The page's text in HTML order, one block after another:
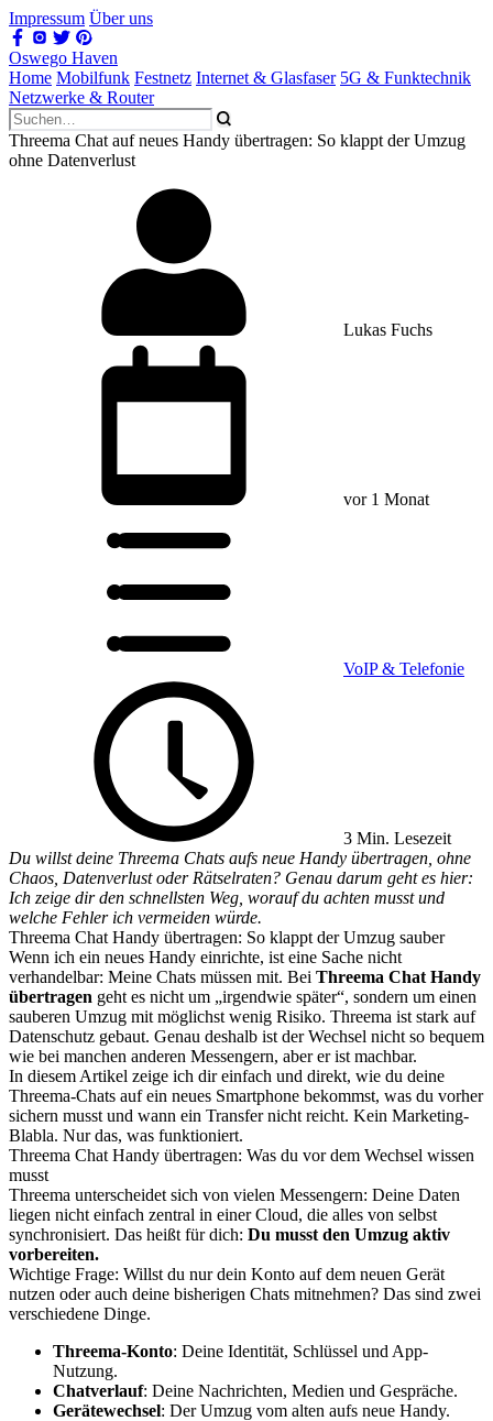
Impressum Über uns
Oswego Haven
Home Mobilfunk Festnetz Internet & Glasfaser 5G & Funktechnik
Netzwerke & Router
Threema Chat auf neues Handy übertragen: So klappt der Umzug
ohne Datenverlust
Lukas Fuchs
vor 1 Monat
VoIP & Telefonie
3 Min. Lesezeit
Du willst deine Threema Chats aufs neue Handy übertragen, ohne
Chaos, Datenverlust oder Rätselraten? Genau darum geht es hier:
Ich zeige dir den schnellsten Weg, worauf du achten musst und
welche Fehler ich vermeiden würde.
Threema Chat Handy übertragen: So klappt der Umzug sauber
Wenn ich ein neues Handy einrichte, ist eine Sache nicht
verhandelbar: Meine Chats müssen mit. Bei Threema Chat Handy
übertragen geht es nicht um „irgendwie später“, sondern um einen
sauberen Umzug mit möglichst wenig Risiko. Threema ist stark auf
Datenschutz gebaut. Genau deshalb ist der Wechsel nicht so bequem
wie bei manchen anderen Messengern, aber er ist machbar.
In diesem Artikel zeige ich dir einfach und direkt, wie du deine
Threema-Chats auf ein neues Smartphone bekommst, was du vorher
sichern musst und wann ein Transfer nicht reicht. Kein Marketing-
Blabla. Nur das, was funktioniert.
Threema Chat Handy übertragen: Was du vor dem Wechsel wissen
musst
Threema unterscheidet sich von vielen Messengern: Deine Daten
liegen nicht einfach zentral in einer Cloud, die alles von selbst
synchronisiert. Das heißt für dich: Du musst den Umzug aktiv
vorbereiten.
Wichtige Frage: Willst du nur dein Konto auf dem neuen Gerät
nutzen oder auch deine bisherigen Chats mitnehmen? Das sind zwei
verschiedene Dinge.
Threema-Konto: Deine Identität, Schlüssel und App-
Nutzung.
Chatverlauf: Deine Nachrichten, Medien und Gespräche.
Gerätewechsel: Der Umzug vom alten aufs neue Handy.